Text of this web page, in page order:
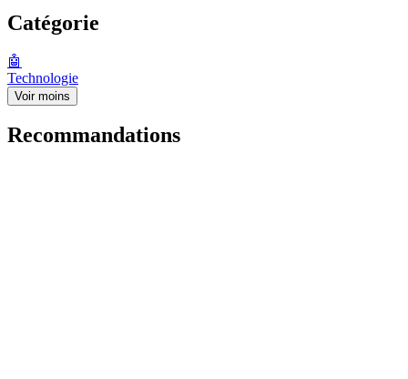
Catégorie
🤖
Technologie
Voir moins
Recommandations